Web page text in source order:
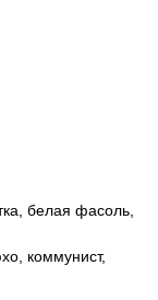
белая фасоль,
коммунист,